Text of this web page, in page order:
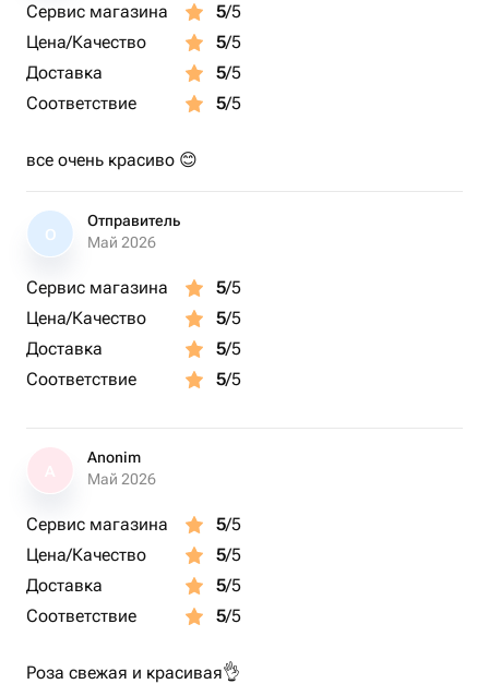
Сервис магазина 5/5
Цена/Качество
5/5
Доставка
5/5
Соответствие
5/5
все очень красиво 😊
О
Отправитель
Май 2026
Сервис магазина 5/5
Цена/Качество
5/5
Доставка
5/5
Соответствие
5/5
Anonim
Май 2026
Сервис магазина 5/5
Цена/Качество
5/5
Доставка
5/5
Соответствие
5/5
Роза свежая и красивая👌